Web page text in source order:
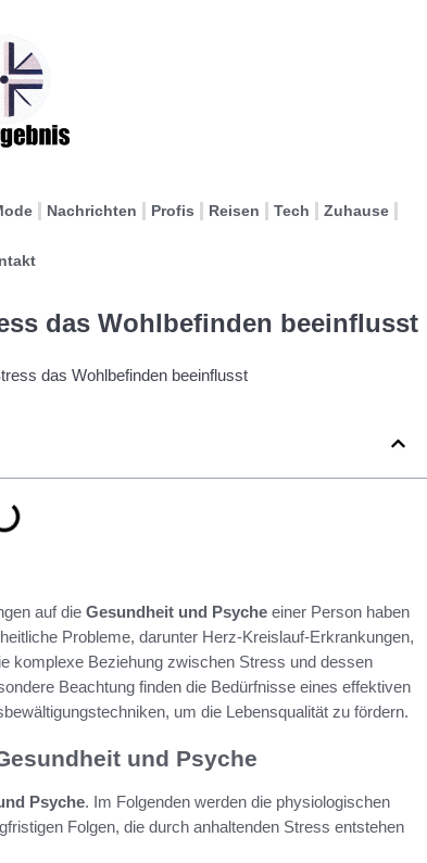
Nachrichten Profis Reisen Tech Zuhause
das Wohlbefinden beeinflusst
auf die Gesundheit und Psyche einer Person haben
Probleme, darunter Herz-Kreislauf-Erkrankungen,
komplexe Beziehung zwischen Stress und dessen
Beachtung finden die Bedürfnisse eines effektiven
um die Lebensqualität zu fördern.
und Psyche
Psyche. Im Folgenden werden die physiologischen
Folgen, die durch anhaltenden Stress entstehen